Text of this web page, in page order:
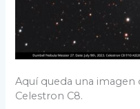
Aquí queda una
Celestron C8.